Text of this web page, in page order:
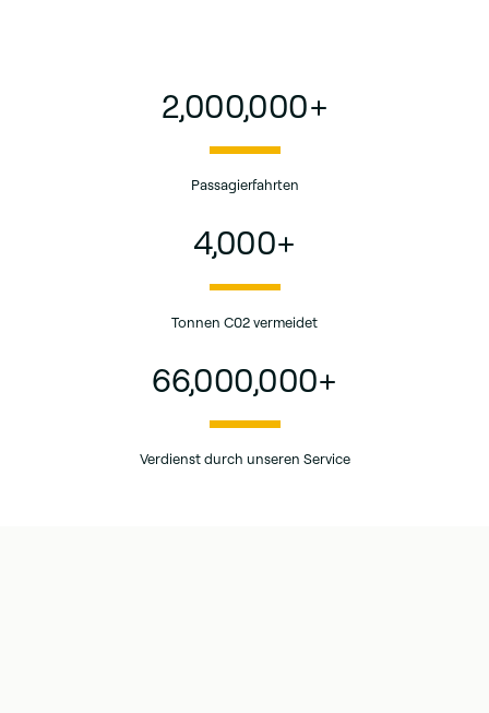
2,000,000+
Passagierfahrten
4,000+
Tonnen C02 vermeidet
66,000,000+
Verdienst durch unseren Service